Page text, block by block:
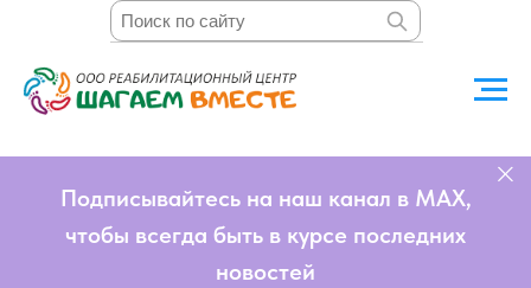
Подписывайтесь на наш канал в MAX,
чтобы всегда быть в курсе последних
новостей